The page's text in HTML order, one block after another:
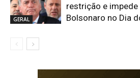
GERAL
restrição e
Bolsonaro no Dia